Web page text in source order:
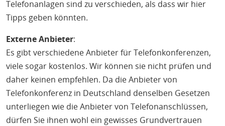
Telefonanlagen sind zu verschieden, als dass wir hier
Tipps geben könnten.
Externe Anbieter:
Es gibt verschiedene Anbieter für Telefonkonferenzen,
viele sogar kostenlos. Wir können sie nicht prüfen und
daher keinen empfehlen. Da die Anbieter von
Telefonkonferenz in Deutschland denselben Gesetzen
unterliegen wie die Anbieter von Telefonanschlüssen,
dürfen Sie ihnen wohl ein gewisses Grundvertrauen